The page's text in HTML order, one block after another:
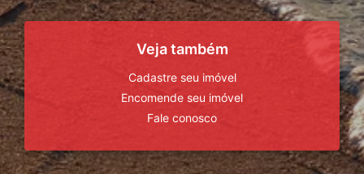
Veja também
Cadastre seu imóvel
Encomende seu imóvel
Fale conosco